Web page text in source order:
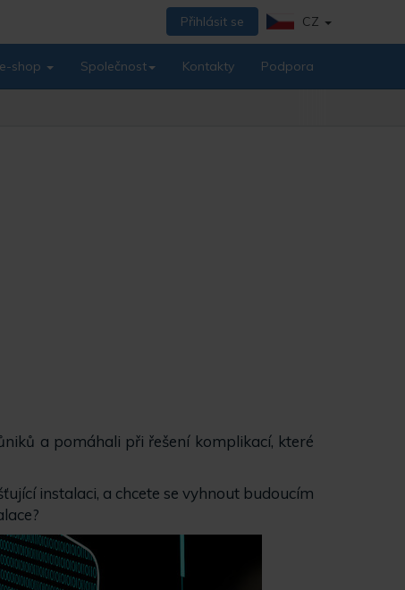
Přihlásit se CZ
shop Společnost Kontakty Podpora
a pomáhali při řešení komplikací, které
instalaci, a chcete se vyhnout budoucím